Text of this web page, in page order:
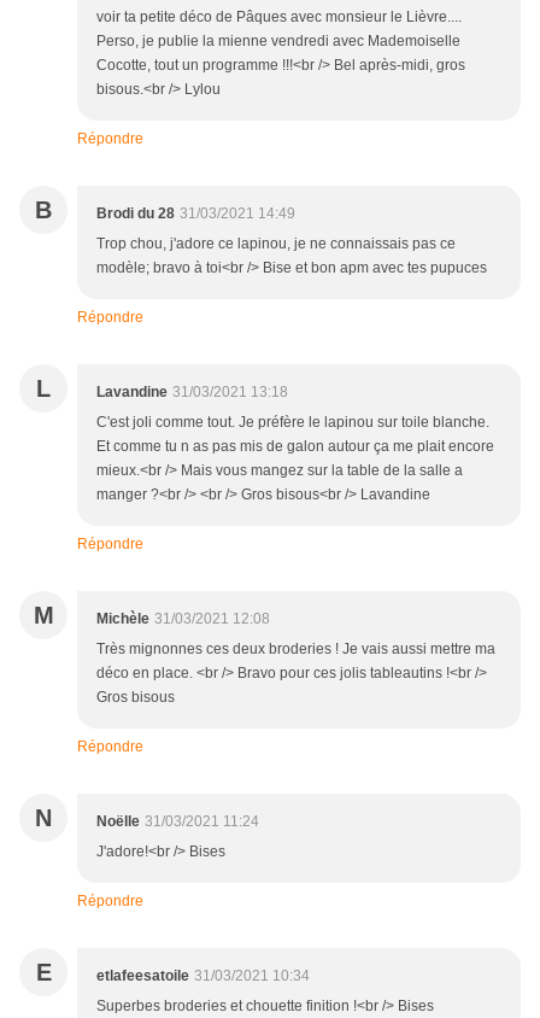
voir ta petite déco de Pâques avec monsieur le Lièvre....
Perso, je publie la mienne vendredi avec Mademoiselle
Cocotte, tout un programme !!!<br /> Bel après-midi, gros
bisous.<br /> Lylou
Répondre
B Brodi du 28 31/03/2021 14:49
Trop chou, j'adore ce lapinou, je ne connaissais pas ce
modèle; bravo à toi<br /> Bise et bon apm avec tes pupuces
Répondre
L Lavandine 31/03/2021 13:18
C'est joli comme tout. Je préfère le lapinou sur toile blanche.
Et comme tu n as pas mis de galon autour ça me plait encore
mieux.<br /> Mais vous mangez sur la table de la salle a
manger ?<br /> <br /> Gros bisous<br /> Lavandine
Répondre
M Michèle 31/03/2021 12:08
Très mignonnes ces deux broderies ! Je vais aussi mettre ma
déco en place. <br /> Bravo pour ces jolis tableautins !<br />
Gros bisous
Répondre
N Noëlle 31/03/2021 11:24
J'adore!<br /> Bises
Répondre
E etlafeesatoile 31/03/2021 10:34
Superbes broderies et chouette finition !<br /> Bises